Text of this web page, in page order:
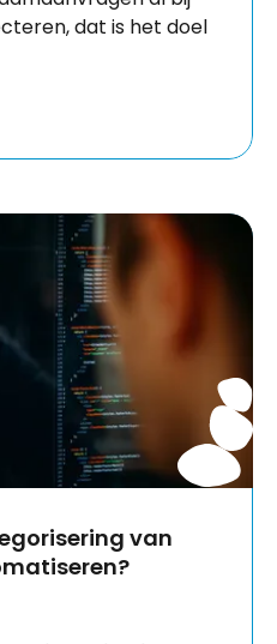
dat is het doel
van